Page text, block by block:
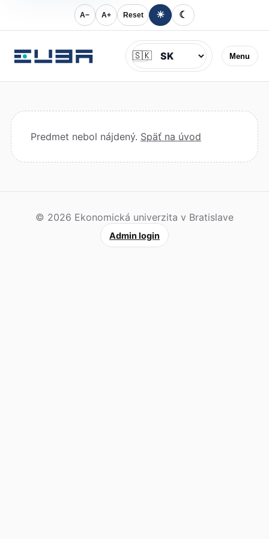
A− A+ Reset ☀ ☾
Menu
Jazyk
🇸🇰
Predmet nebol nájdený. Späť na úvod
© 2026 Ekonomická univerzita v Bratislave
Admin login